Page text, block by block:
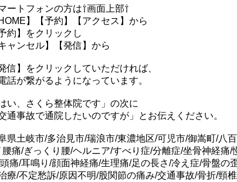
ートフォンの方は⇧画面上部⇧
HOME】【予約】【アクセス】から
予約】をクリックし
キャンセル】【発信】から
発信】をクリックしていただければ、
話が繋がるようになっています。
はい、さくら整体院です」の次に
交通事故で通院したいのですが」とお伝えください。
県土岐市/多治見市/瑞浪市/東濃地区/可児市/御嵩町/八
腰痛/ぎっくり腰/ヘルニア/すべり症/分離症/坐骨神経痛
痛/耳鳴り/顔面神経痛/生理痛/足の長さ/冷え症/骨盤の
療/不定愁訴/原因不明/股関節の痛み/交通事故/骨折/頸